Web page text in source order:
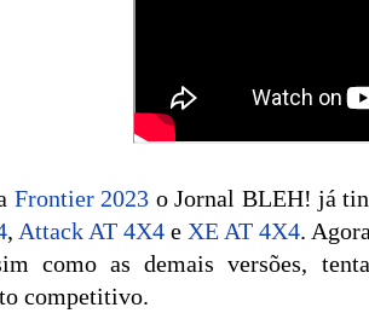
Frontier 2023 o Jornal BLEH! já
, Attack AT 4X4 e XE AT 4X4.
como as demais versões,
competitivo.